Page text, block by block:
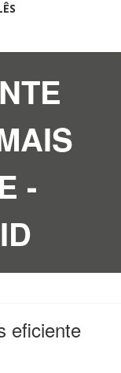
-
eficiente